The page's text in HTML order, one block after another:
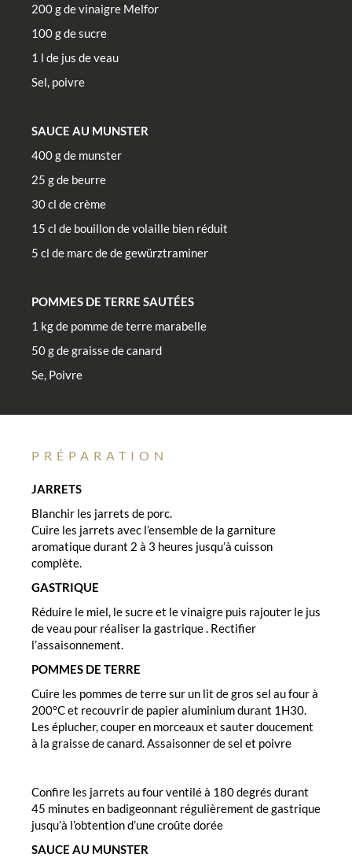
200 g de vinaigre Melfor
100 g de sucre
1 l de jus de veau
Sel, poivre
SAUCE AU MUNSTER
400 g de munster
25 g de beurre
30 cl de crème
15 cl de bouillon de volaille bien réduit
5 cl de marc de de gewürztraminer
POMMES DE TERRE SAUTÉES
1 kg de pomme de terre marabelle
50 g de graisse de canard
Se, Poivre
PRÉPARATION
JARRETS
Blanchir les jarrets de porc.
Cuire les jarrets avec l’ensemble de la garniture
aromatique durant 2 à 3 heures jusqu’à cuisson
complète.
GASTRIQUE
Réduire le miel, le sucre et le vinaigre puis rajouter le jus
de veau pour réaliser la gastrique . Rectifier
l’assaisonnement.
POMMES DE TERRE
Cuire les pommes de terre sur un lit de gros sel au four à
200°C et recouvrir de papier aluminium durant 1H30.
Les éplucher, couper en morceaux et sauter doucement
à la graisse de canard. Assaisonner de sel et poivre
Confire les jarrets au four ventilé à 180 degrés durant
45 minutes en badigeonnant régulièrement de gastrique
jusqu’à l’obtention d’une croûte dorée
SAUCE AU MUNSTER